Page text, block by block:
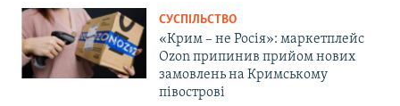
СУСПІЛЬСТВО
«Крим – не Росія»: маркетплейс
Ozon припинив прийом нових
замовлень на Кримському
півострові